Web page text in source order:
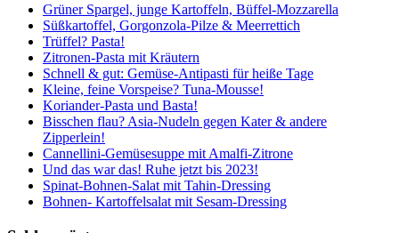
Grüner Spargel, junge Kartoffeln, Büffel-Mozzarella
Süßkartoffel, Gorgonzola-Pilze & Meerrettich
Trüffel? Pasta!
Zitronen-Pasta mit Kräutern
Schnell & gut: Gemüse-Antipasti für heiße Tage
Kleine, feine Vorspeise? Tuna-Mousse!
Koriander-Pasta und Basta!
Bisschen flau? Asia-Nudeln gegen Kater & andere
Zipperlein!
Cannellini-Gemüsesuppe mit Amalfi-Zitrone
Und das war das! Ruhe jetzt bis 2023!
Spinat-Bohnen-Salat mit Tahin-Dressing
Bohnen- Kartoffelsalat mit Sesam-Dressing